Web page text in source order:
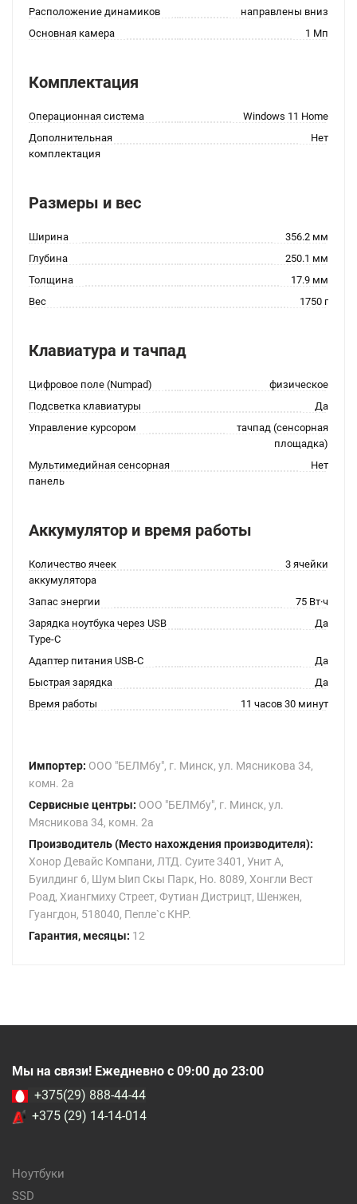
Расположение динамиков
направлены вниз
Основная камера
1 Мп
Комплектация
Операционная система
Windows 11 Home
Дополнительная
комплектация
Нет
Размеры и вес
Ширина
356.2 мм
Глубина
250.1 мм
Толщина
17.9 мм
Вес
1750 г
Клавиатура и тачпад
Цифровое поле (Numpad)
физическое
Подсветка клавиатуры
Да
Управление курсором
тачпад (сенсорная
площадка)
Мультимедийная сенсорная
панель
Нет
Аккумулятор и время работы
Количество ячеек
аккумулятора
3 ячейки
Запас энергии
75 Вт·ч
Зарядка ноутбука через USB
Type-C
Да
Адаптер питания USB-C
Да
Быстрая зарядка
Да
Время работы
11 часов 30 минут
Импортер: ООО "БЕЛМбу", г. Минск, ул. Мясникова 34,
комн. 2а
Сервисные центры: ООО "БЕЛМбу", г. Минск, ул.
Мясникова 34, комн. 2а
Производитель (Место нахождения производителя):
Хонор Девайс Компани, ЛТД. Суите 3401, Унит A,
Буилдинг 6, Шум Ыип Скы Парк, Но. 8089, Хонгли Вест
Роад, Xиангмиху Стреет, Футиан Дистрицт, Шенжен,
Гуангдон, 518040, Пепле`с КНР.
Гарантия, месяцы: 12
Мы на связи! Ежедневно с 09:00 до 23:00
+375(29) 888-44-44
+375 (29) 14-14-014
Ноутбуки
SSD